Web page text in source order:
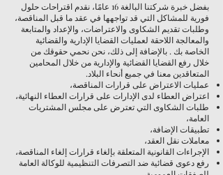
بفضل خبرة شركتنا البالغة 16 عامًا، نقدم اقتراحات حلول
فورية للمشاكل التي قد تواجهها في عقد ما قبل المناقصة،
وطلبات تقديم الشكاوى والاعتراضات، والإعداد والمتابعة
والمعالجة اللاحقة لعمليات القضايا الإدارية والقضائية
الخاصة بك . بالإضافة إلى ذلك، نحن نحمي حقوقك من
خلال رفع القضايا القضائية والإدارية من خلال المحامين
المتعاقدين معنا في جميع أنحاء البلاد.
عمليات الاعتراض على قرارات المناقصة،
اعتراض العطاء لدى الإدارات على قرارات العطاء النهائية،
طلبات الشكاوى التي تعترض على مجلس المشتريات
العامة،
تطبيقات الإضافة،
معاملات نقل العقد،
الإجراءات القانونية المتعلقة بإلغاء قرارات إلغاء المناقصة،
رفع دعوى قضائية ضد التصرفات التنظيمية للوكالة العامة